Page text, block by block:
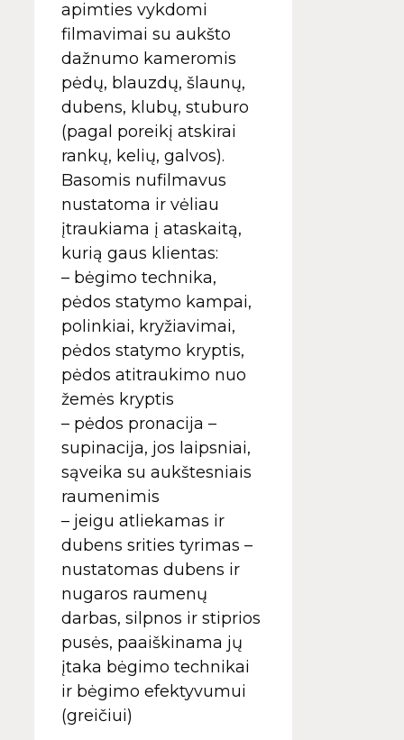
apimties vykdomi
filmavimai su aukšto
dažnumo kameromis
pėdų, blauzdų, šlaunų,
dubens, klubų, stuburo
(pagal poreikį atskirai
rankų, kelių, galvos).
Basomis nufilmavus
nustatoma ir vėliau
įtraukiama į ataskaitą,
kurią gaus klientas:
– bėgimo technika,
pėdos statymo kampai,
polinkiai, kryžiavimai,
pėdos statymo kryptis,
pėdos atitraukimo nuo
žemės kryptis
– pėdos pronacija –
supinacija, jos laipsniai,
sąveika su aukštesniais
raumenimis
– jeigu atliekamas ir
dubens srities tyrimas –
nustatomas dubens ir
nugaros raumenų
darbas, silpnos ir stiprios
pusės, paaiškinama jų
įtaka bėgimo technikai
ir bėgimo efektyvumui
(greičiui)